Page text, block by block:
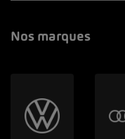
Nos marques